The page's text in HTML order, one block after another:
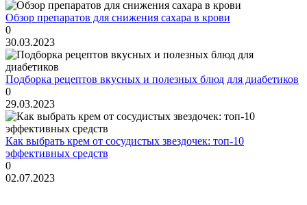
Обзор препаратов для снижения сахара в крови
0
30.03.2023
Подборка рецептов вкусных и полезных блюд для диабетиков
0
29.03.2023
Как выбрать крем от сосудистых звездочек: топ-10
эффективных средств
0
02.07.2023